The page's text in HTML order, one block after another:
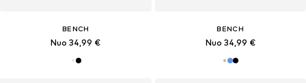
BENCH
Nuo 34,99 €
BENCH
Nuo 34,99 €